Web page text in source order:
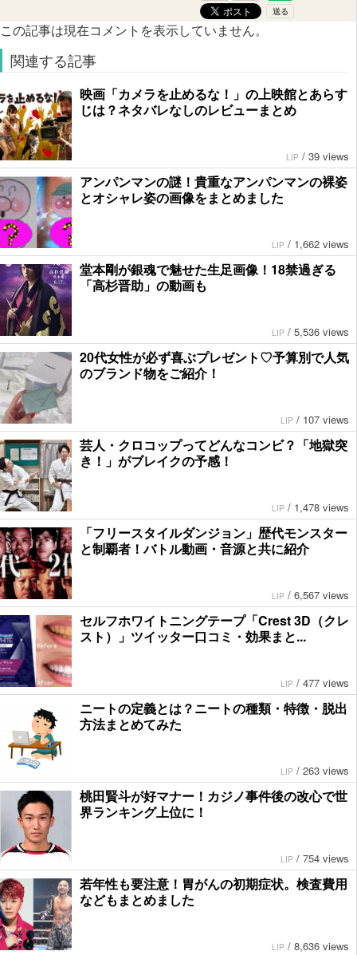
この記事は現在コメントを表示していません。
関連する記事
映画「カメラを止めるな！」の上映館とあらす
じは？ネタバレなしのレビューまとめ
LIP / 39 views
アンパンマンの謎！貴重なアンパンマンの裸姿
とオシャレ姿の画像をまとめました
LIP / 1,662 views
堂本剛が銀魂で魅せた生足画像！18禁過ぎる
「高杉晋助」の動画も
LIP / 5,536 views
20代女性が必ず喜ぶプレゼント♡予算別で人気
のブランド物をご紹介！
LIP / 107 views
芸人・クロコップってどんなコンビ？「地獄突
き！」がブレイクの予感！
LIP / 1,478 views
「フリースタイルダンジョン」歴代モンスター
と制覇者！バトル動画・音源と共に紹介
LIP / 6,567 views
セルフホワイトニングテープ「Crest 3D（クレ
スト）」ツイッター口コミ・効果まと...
LIP / 477 views
ニートの定義とは？ニートの種類・特徴・脱出
方法まとめてみた
LIP / 263 views
桃田賢斗が好マナー！カジノ事件後の改心で世
界ランキング上位に！
LIP / 754 views
若年性も要注意！胃がんの初期症状。検査費用
などもまとめました
LIP / 8,636 views